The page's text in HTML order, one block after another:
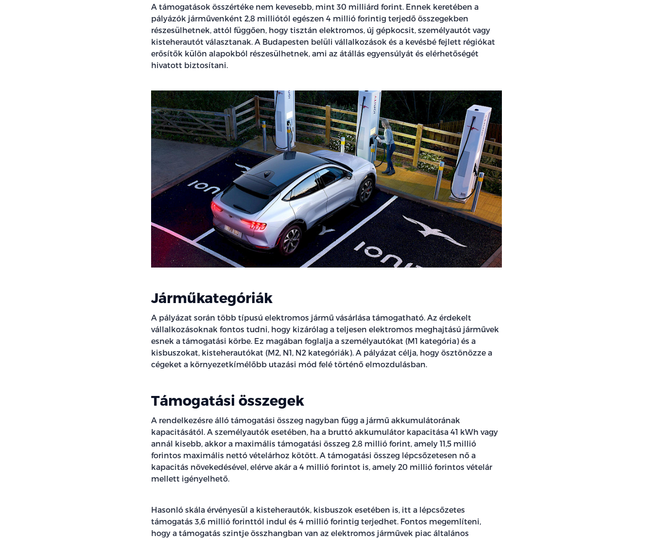
A támogatások összértéke nem kevesebb, mint 30 milliárd forint. Ennek keretében a
pályázók járművenként 2,8 milliótól egészen 4 millió forintig terjedő összegekben
részesülhetnek, attól függően, hogy tisztán elektromos, új gépkocsit, személyautót vagy
kisteherautót választanak. A Budapesten belüli vállalkozások és a kevésbé fejlett régiókat
erősítők külön alapokból részesülhetnek, ami az átállás egyensúlyát és elérhetőségét
hivatott biztosítani.
Járműkategóriák
A pályázat során több típusú elektromos jármű vásárlása támogatható. Az érdekelt
vállalkozásoknak fontos tudni, hogy kizárólag a teljesen elektromos meghajtású járművek
esnek a támogatási körbe. Ez magában foglalja a személyautókat (M1 kategória) és a
kisbuszokat, kisteherautókat (M2, N1, N2 kategóriák). A pályázat célja, hogy ösztönözze a
cégeket a környezetkímélőbb utazási mód felé történő elmozdulásban.
Támogatási összegek
A rendelkezésre álló támogatási összeg nagyban függ a jármű akkumulátorának
kapacitásától. A személyautók esetében, ha a bruttó akkumulátor kapacitása 41 kWh vagy
annál kisebb, akkor a maximális támogatási összeg 2,8 millió forint, amely 11,5 millió
forintos maximális nettó vételárhoz kötött. A támogatási összeg lépcsőzetesen nő a
kapacitás növekedésével, elérve akár a 4 millió forintot is, amely 20 millió forintos vételár
mellett igényelhető.
Hasonló skála érvényesül a kisteherautók, kisbuszok esetében is, itt a lépcsőzetes
támogatás 3,6 millió forinttól indul és 4 millió forintig terjedhet. Fontos megemlíteni,
hogy a támogatás szintje összhangban van az elektromos járművek piac általános